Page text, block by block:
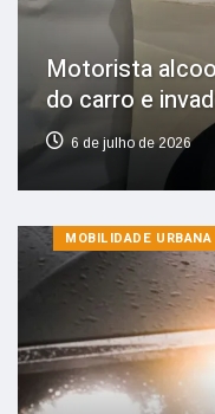
Motorista
do carro e
6 de julho de 2026
MOBILIDADE URBANA